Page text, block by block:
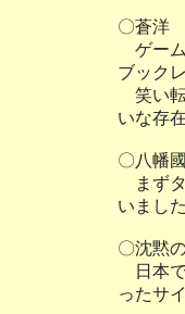
〇蒼洋
ゲーム
ブック
笑い転
いな存
〇八幡
まずタ
いました
〇沈黙
日本で
ったサ